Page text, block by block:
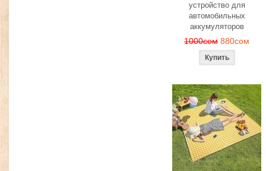
устройство для
автомобильных
аккумуляторов
1000сом 880сом